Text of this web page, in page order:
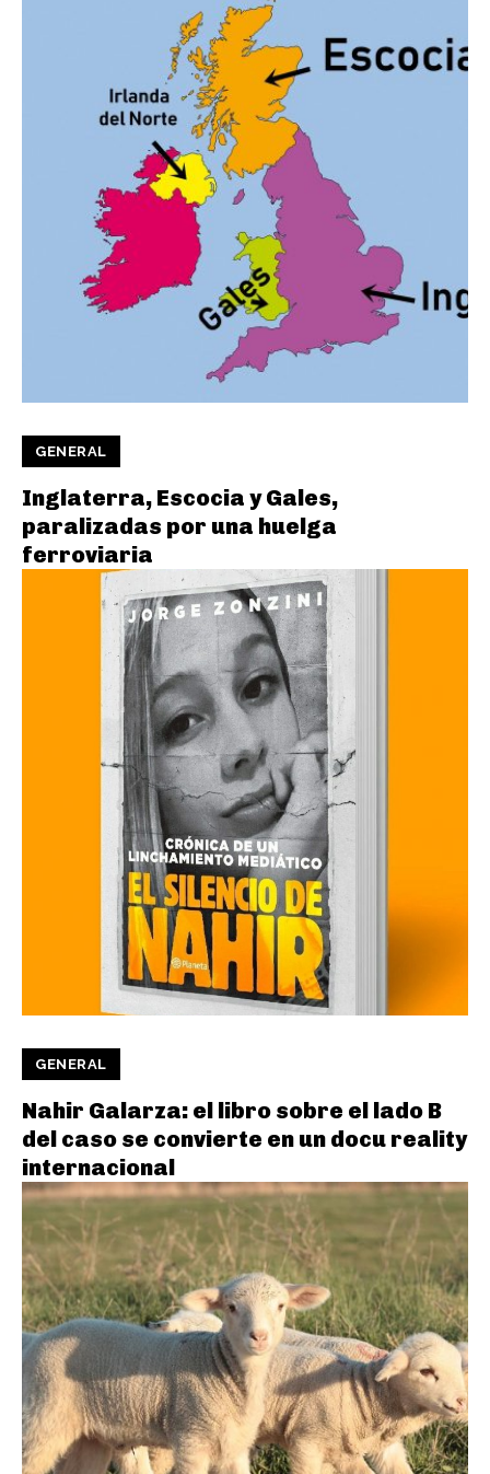
GENERAL
Inglaterra, Escocia y Gales,
paralizadas por una huelga
ferroviaria
GENERAL
Nahir Galarza: el libro sobre el lado B
del caso se convierte en un docu reality
internacional